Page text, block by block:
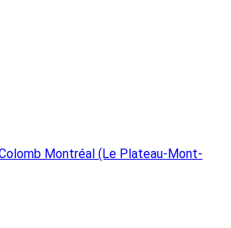
Montréal (Le Plateau-Mont-